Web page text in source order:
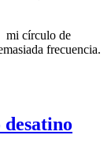
mi círculo de
frecuencia.